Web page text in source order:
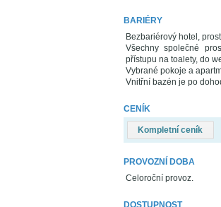
BARIÉRY
Bezbariérový hotel,
Všechny společné
přístupu na toalety, do
Vybrané pokoje a
Vnitřní bazén je po
CENÍK
Kompletní ceník
PROVOZNÍ DOBA
Celoroční provoz.
DOSTUPNOST